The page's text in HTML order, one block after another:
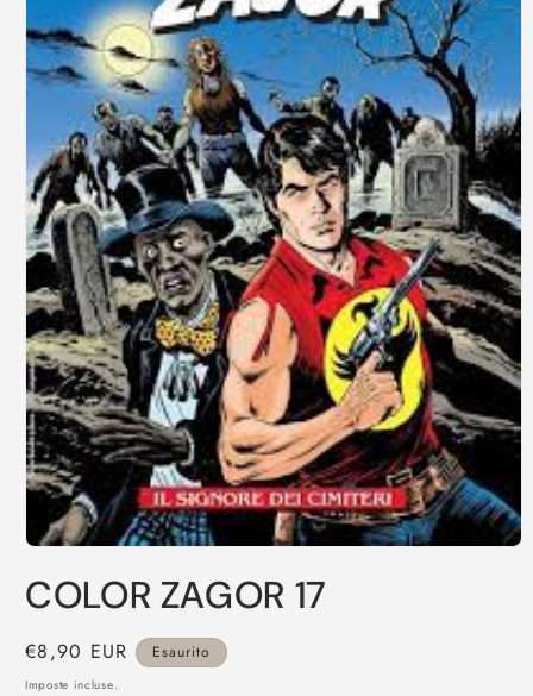
multimediali
1
finestra
modale
COLOR ZAGOR 17
Prezzo
di
€8,90 EUR Esaurito
Imposte incluse.